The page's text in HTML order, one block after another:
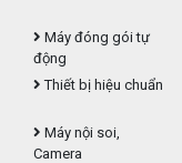
Máy đóng gói tự
động
Thiết bị hiệu chuẩn
Máy nội soi,
Camera